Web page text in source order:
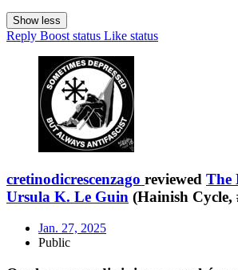
Show less
Reply Boost status Like status
cretinodicrescenzago reviewed The
Ursula K. Le Guin (Hainish Cycle,
Jan. 27, 2025
Public